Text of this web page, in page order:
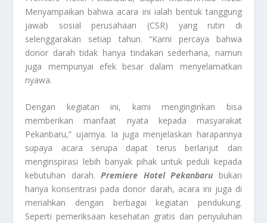
Menyampaikan bahwa acara ini ialah bentuk tanggung
jawab sosial perusahaan (CSR) yang rutin di
selenggarakan setiap tahun. “Kami percaya bahwa
donor darah tidak hanya tindakan sederhana, namun
juga mempunyai efek besar dalam menyelamatkan
nyawa.
Dengan kegiatan ini, kami menginginkan bisa
memberikan manfaat nyata kepada masyarakat
Pekanbaru,” ujarnya. Ia juga menjelaskan harapannya
supaya acara serupa dapat terus berlanjut dan
menginspirasi lebih banyak pihak untuk peduli kepada
kebutuhan darah.Premiere Hotel Pekanbaru bukan
hanya konsentrasi pada donor darah, acara ini juga di
meriahkan dengan berbagai kegiatan pendukung.
Seperti pemeriksaan kesehatan gratis dan penyuluhan